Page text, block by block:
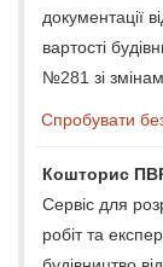
документації
вартості
№281 зі
Спробувати
Кошторис
Сервіс для
робіт та